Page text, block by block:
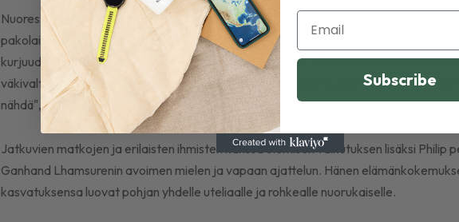
Nuoresta pitäen hän kohtaa elämän vastoinkäymiset. Vietettyään puolitoista vuotta
pakolaisleirillä Philip tapaa ihmisiä kaikista sosiaalisista ja taloudellisista
kurjuuden kautta hän aloittaa itsensä löytämisen matkan. "On eri asia olla köyhä ja
väkivaltaa. Elämällä näiden lasten kanssa, leikkimällä kaikkien uskontojen edustajien
nähdä", Philip sanoo.
Jatkuvien matkojen ja erilaisten ihmisten kanssa olemisen vaikutuksen lisäksi Philip
Ganhand Lhamsurenin avoimen mielen ja vapaan ajattelun. Hänen
kasvatuksensa luovat pohjan yhdelle uteliaalle ja rohkealle nuorukaiselle.
Email
Subscribe